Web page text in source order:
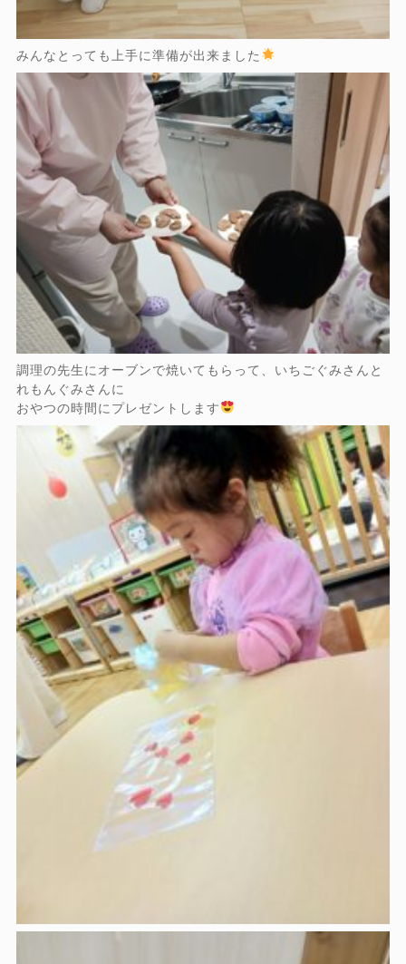
みんなとっても上手に準備が出来ました
調理の先生にオーブンで焼いてもらって、いちごぐみさんと
れもんぐみさんに
おやつの時間にプレゼントします